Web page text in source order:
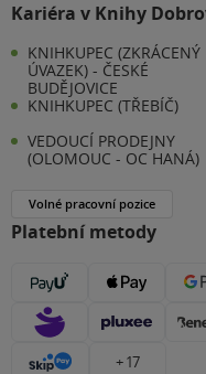
Kariéra v Knihy
KNIHKUPEC (ZKRÁCENÝ
ÚVAZEK) - ČESKÉ
BUDĚJOVICE
KNIHKUPEC (TŘEBÍČ)
VEDOUCÍ PRODEJNY
(OLOMOUC - OC HANÁ)
Volné pracovní pozice
Platební metody
+ 17